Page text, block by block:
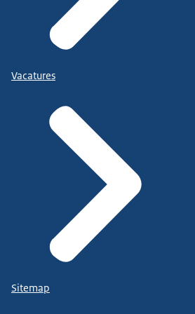
Vacatures
Sitemap